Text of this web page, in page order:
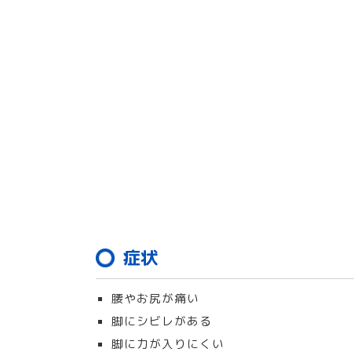
症状
腰やお尻が痛い
脚にシビレがある
脚に力が入りにくい